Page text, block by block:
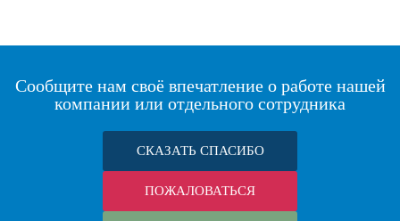
Сообщите нам своё впечатление о работе нашей
компании или отдельного сотрудника
СКАЗАТЬ СПАСИБО
ПОЖАЛОВАТЬСЯ